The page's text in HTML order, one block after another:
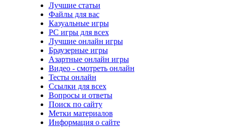
Лучшие статьи
Файлы для вас
Казуальные игры
PC игры для всех
Лучшие онлайн игры
Браузерные игры
Азартные онлайн игры
Видео - смотреть онлайн
Тесты онлайн
Ссылки для всех
Вопросы и ответы
Поиск по сайту
Метки материалов
Информация о сайте